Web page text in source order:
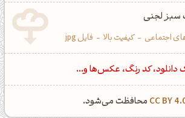
سبز لجنی
اجتماعی - کیفیت بالا - فایل jpg
دانلود، کد رنگ، عکس‌ها و...
CC BY محافظت می‌شود.